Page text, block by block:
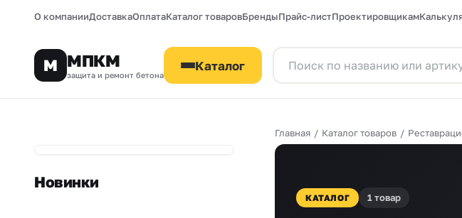
О компанииДоставкаОплатаКаталог товаровБрендыПрайс-листПроектировщикам
М МПКМ
защита и ремонт бетона
Каталог
Новинки
Главная / Каталог товаров /
КАТАЛОГ 1 товар